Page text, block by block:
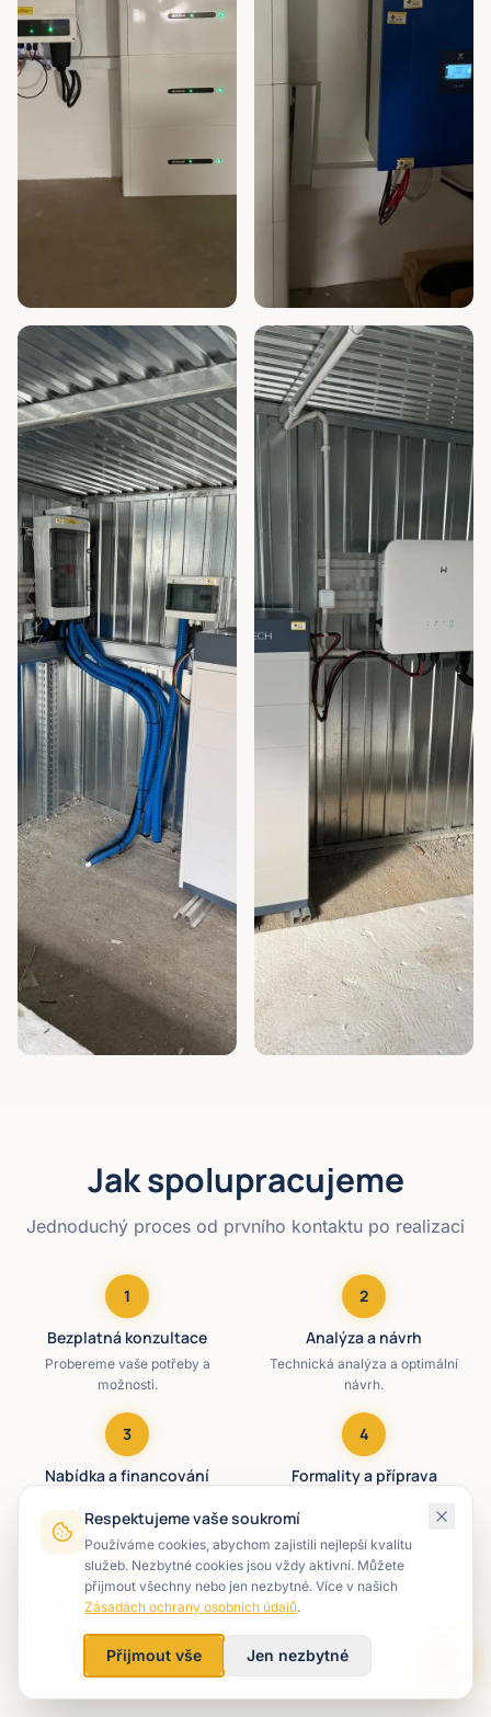
Jak spolupracujeme
Jednoduchý proces od prvního kontaktu po realizaci
1
Bezplatná konzultace
Probereme vaše potřeby a
možnosti.
2
Analýza a návrh
Technická analýza a optimální
návrh.
3
Nabídka a financování
financováním.
4
Formality a příprava
5
Montáž a uvedení do provozu
Profesionální montáž a spuštění.
Respektujeme vaše soukromí
Používáme cookies, abychom zajistili nejlepší kvalitu
služeb. Nezbytné cookies jsou vždy aktivní. Můžete
přijmout všechny nebo jen nezbytné. Více v našich
Zásadách ochrany osobních údajů.
Přijmout vše Jen nezbytné